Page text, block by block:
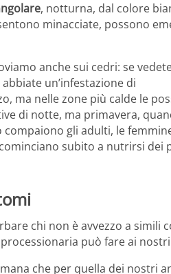
, notturna, dal colore
minacciate, possono
anche sui cedri: se
un’infestazione di
ma nelle zone più calde le
di notte, ma primavera,
gli adulti, le
subito a nutrirsi dei
chi non è avvezzo a simili
può fare ai
che per quella dei nostri